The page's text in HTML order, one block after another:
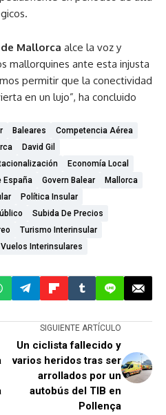
Mallorca alce la voz y
mallorquines ante esta injusta
permitir que la conectividad
en un lujo”, ha concluido
Baleares
Competencia Aérea
David Gil
Economía Local
España Govern Balear
Mallorca
Política Insular
Subida De Precios
Turismo Interinsular
Vuelos Interinsulares
SIGUIENTE ARTÍCULO
Un ciclista fallecido y
varios heridos tras ser
arrollados por un
autobús del TIB en
Pollença